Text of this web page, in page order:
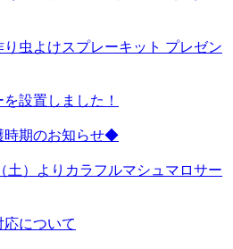
り虫よけスプレーキット プレゼン
設置しました！
期のお知らせ◆
土）よりカラフルマシュマロサー
について